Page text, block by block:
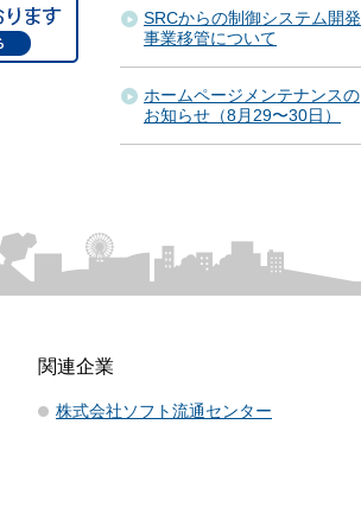
SRCからの制御システム開発
事業移管について
ホームページメンテナンスの
お知らせ（8月29〜30日）
関連企業
株式会社ソフト流通センター